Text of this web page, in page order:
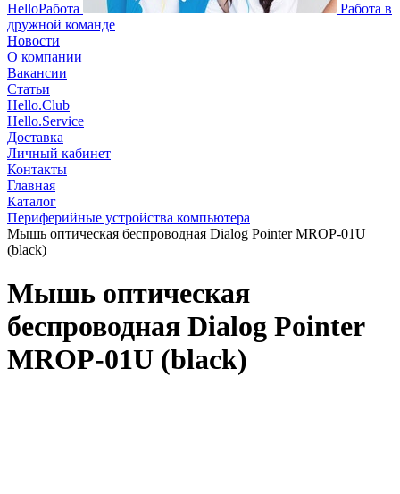
HelloРабота
Работа в
дружной команде
Новости
О компании
Вакансии
Статьи
Hello.Club
Hello.Service
Доставка
Личный кабинет
Контакты
Главная
Каталог
Периферийные устройства компьютера
Мышь оптическая беспроводная Dialog Pointer MROP-01U
(black)
Мышь оптическая
беспроводная Dialog Pointer
MROP-01U (black)